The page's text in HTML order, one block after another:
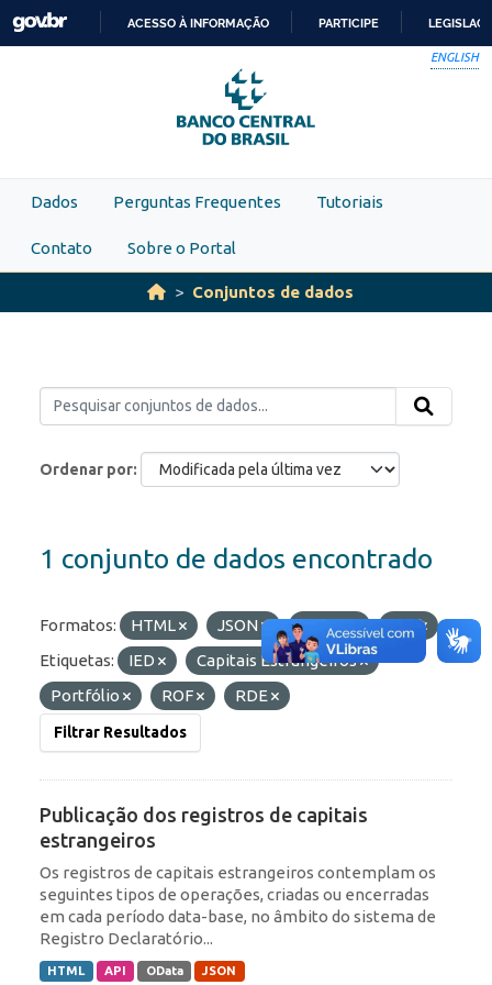
Skip to main content
PARA
O
CONTEÚDO
ACESSO À INFORMAÇÃO PARTICIPE
ENGLISH
Dados Perguntas Frequentes Tutoriais
Contato Sobre o Portal
Conjuntos de dados
Ordenar por
1 conjunto de dados encontrado
Formatos: HTML JSON OData
API
Etiquetas:
IED
Capitais Estrangeiros
Portfólio
ROF RDE
Filtrar Resultados
Publicação dos registros de capitais
estrangeiros
Os registros de capitais estrangeiros contemplam os
seguintes tipos de operações, criadas ou encerradas
em cada período data-base, no âmbito do sistema de
Registro Declaratório...
HTML API OData JSON